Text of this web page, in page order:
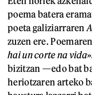
poema batera
poeta galiziarraren
zuzen ere.
hai un corte na vida
bizitzan —edo bat
heriotzaren arteko